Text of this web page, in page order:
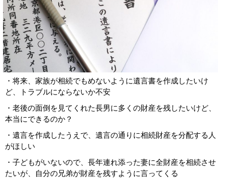
・将来、家族が相続でもめないように遺言書を作成したいけ
ど、トラブルにならないか不安
・老後の面倒を見てくれた長男に多くの財産を残したいけど、
本当にできるのか？
・遺言を作成したうえで、遺言の通りに相続財産を分配する人
がほしい
・子どもがいないので、長年連れ添った妻に全財産を相続させ
たいが、自分の兄弟が財産を残すように言ってくる